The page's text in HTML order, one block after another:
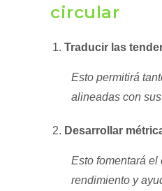
circular
Traducir las
Esto permitirá
alineadas con
Desarrollar
Esto fomentará
rendimiento y